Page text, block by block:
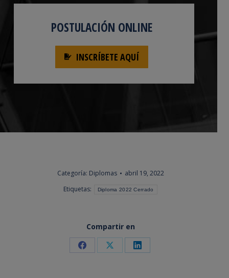
POSTULACIÓN ONLINE
INSCRÍBETE AQUÍ
Categoría: Diplomas
abril 19, 2022
Etiquetas:
Diploma 2022 Cerrado
Compartir en
Share Share Share